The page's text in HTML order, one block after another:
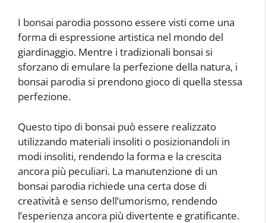
I bonsai parodia possono essere visti come una
forma di espressione artistica nel mondo del
giardinaggio. Mentre i tradizionali bonsai si
sforzano di emulare la perfezione della natura, i
bonsai parodia si prendono gioco di quella stessa
perfezione.
Questo tipo di bonsai può essere realizzato
utilizzando materiali insoliti o posizionandoli in
modi insoliti, rendendo la forma e la crescita
ancora più peculiari. La manutenzione di un
bonsai parodia richiede una certa dose di
creatività e senso dell’umorismo, rendendo
l’esperienza ancora più divertente e gratificante.